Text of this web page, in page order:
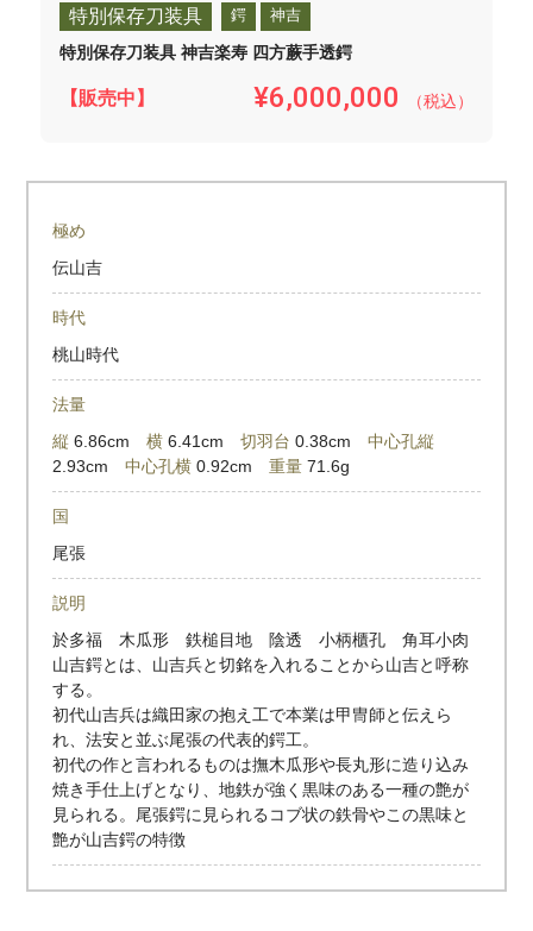
特別保存刀装具 鍔 神吉
特別保存刀装具 神吉楽寿 四方蕨手透鍔
【販売中】 ¥6,000,000 （税込）
極め
伝山吉
時代
桃山時代
法量
縦 6.86cm横 6.41cm切羽台 0.38cm中心孔縦
2.93cm中心孔横 0.92cm重量 71.6g
国
尾張
説明
於多福 木瓜形 鉄槌目地 陰透 小柄櫃孔 角耳小肉
山吉鍔とは、山吉兵と切銘を入れることから山吉と呼称
する。
初代山吉兵は織田家の抱え工で本業は甲冑師と伝えら
れ、法安と並ぶ尾張の代表的鍔工。
初代の作と言われるものは撫木瓜形や長丸形に造り込み
焼き手仕上げとなり、地鉄が強く黒味のある一種の艶が
見られる。尾張鍔に見られるコブ状の鉄骨やこの黒味と
艶が山吉鍔の特徴